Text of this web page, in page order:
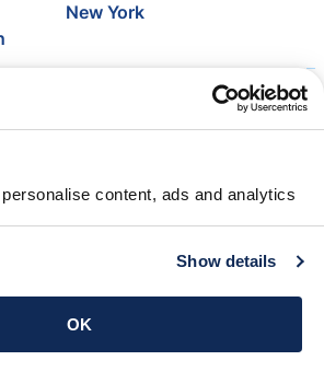
content, ads and analytics
Show details
OK
New York
Support
AGB